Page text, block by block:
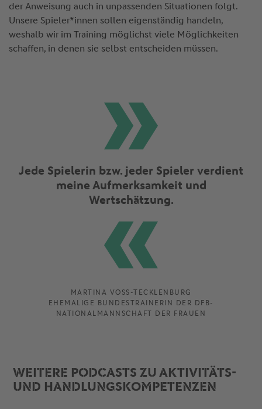
der Anweisung auch in unpassenden Situationen folgt.
Unsere Spieler*innen sollen eigenständig handeln,
weshalb wir im Training möglichst viele Möglichkeiten
schaffen, in denen sie selbst entscheiden müssen.
Jede Spielerin bzw. jeder Spieler verdient
meine Aufmerksamkeit und
Wertschätzung.
MARTINA VOSS-TECKLENBURG
EHEMALIGE BUNDESTRAINERIN DER DFB-
NATIONALMANNSCHAFT DER FRAUEN
WEITERE PODCASTS ZU AKTIVITÄTS-
UND HANDLUNGSKOMPETENZEN